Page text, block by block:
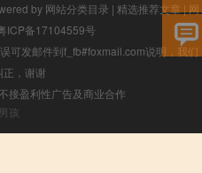
by 网站分类目录 | 精选推荐文章|网
ICP备17104559号
可发邮件到f_fb#foxmail.com说明，我们
正，谢谢
接盈利性广告及商业合作
孩